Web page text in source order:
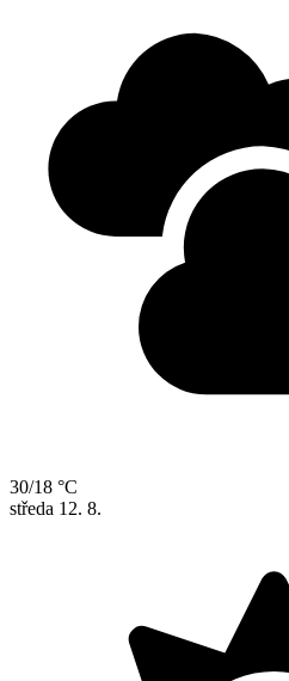
30/18 °C
středa 12. 8.